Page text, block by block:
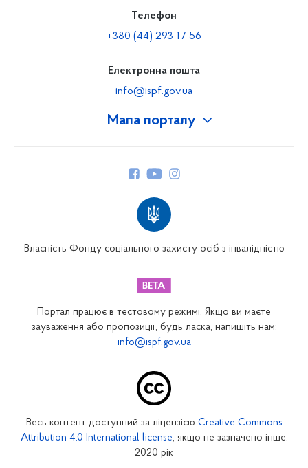
Мапа порталу
Закарпатське відділення
Запорізьке відділення
Кіровоградське відділення
Телефон
+380 (44) 293-17-56
Електронна пошта
info@ispf.gov.ua
Власність Фонду соціального захисту осіб з інвалідністю
Портал працює в тестовому режимі. Якщо ви маєте
зауваження або пропозиції, будь ласка, напишіть нам:
info@ispf.gov.ua
Весь контент доступний за ліцензією Creative Commons
Attribution 4.0 International license, якщо не зазначено інше.
2020 рік